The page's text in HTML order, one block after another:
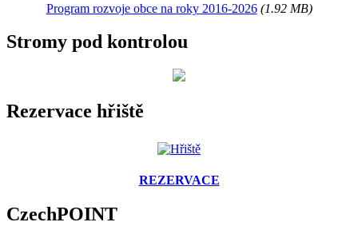
Program rozvoje obce na roky 2016-2026(1.92 MB)
Stromy pod kontrolou
Rezervace hřiště
REZERVACE
CzechPOINT